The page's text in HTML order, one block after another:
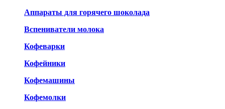
Аппараты для горячего шоколада
Вспениватели молока
Кофеварки
Кофейники
Кофемашины
Кофемолки